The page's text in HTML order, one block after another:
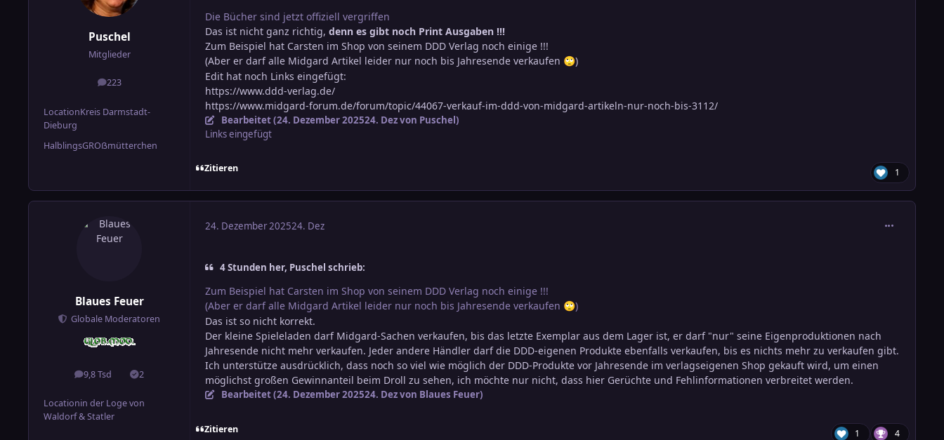
Puschel
Mitglieder
223
Beiträge
LocationKreis Darmstadt-
Dieburg
HalblingsGROẞmütterchen
Die Bücher sind jetzt offiziell vergriffen
Das ist nicht ganz richtig, denn es gibt noch Print Ausgaben !!!
Zum Beispiel hat Carsten im Shop von seinem DDD Verlag noch einige !!!
(Aber er darf alle Midgard Artikel leider nur noch bis Jahresende verkaufen 🙄)
Edit hat noch Links eingefügt:
https://www.ddd-verlag.de/
https://www.midgard-forum.de/forum/topic/44067-verkauf-im-ddd-von-midgard-artikeln-nur-noch-bis-3112/
Bearbeitet (24. Dezember 202524. Dezvon Puschel)
Links eingefügt
Zitieren 1
Blaues Feuer
Globale Moderatoren
9,8 Tsd
Beiträge 2
Lösungen
Locationin der Loge von
Waldorf & Statler
24. Dezember 202524. Dez
4 Stunden her, Puschel schrieb:
Zum Beispiel hat Carsten im Shop von seinem DDD Verlag noch einige !!!
(Aber er darf alle Midgard Artikel leider nur noch bis Jahresende verkaufen 🙄)
Das ist so nicht korrekt.
Der kleine Spieleladen darf Midgard-Sachen verkaufen, bis das letzte Exemplar aus dem Lager ist, er darf "nur" seine Eigenproduktionen nach
Jahresende nicht mehr verkaufen. Jeder andere Händler darf die DDD-eigenen Produkte ebenfalls verkaufen, bis es nichts mehr zu verkaufen gibt.
Ich unterstütze ausdrücklich, dass noch so viel wie möglich der DDD-Produkte vor Jahresende im verlagseigenen Shop gekauft wird, um einen
möglichst großen Gewinnanteil beim Droll zu sehen, ich möchte nur nicht, dass hier Gerüchte und Fehlinformationen verbreitet werden.
Bearbeitet (24. Dezember 202524. Dezvon Blaues Feuer)
Zitieren 1 4